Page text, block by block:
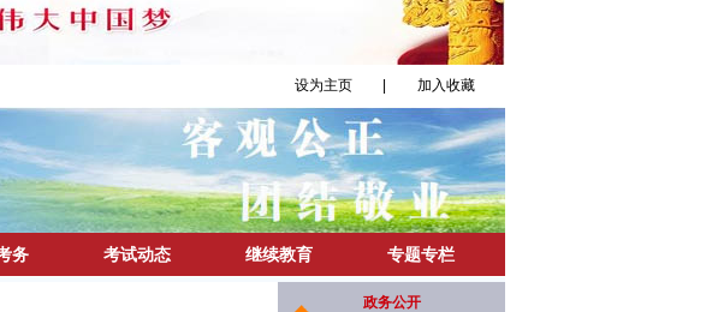
设为主页 加入收藏
务 考试动态 继续教育 专题专栏
政务公开